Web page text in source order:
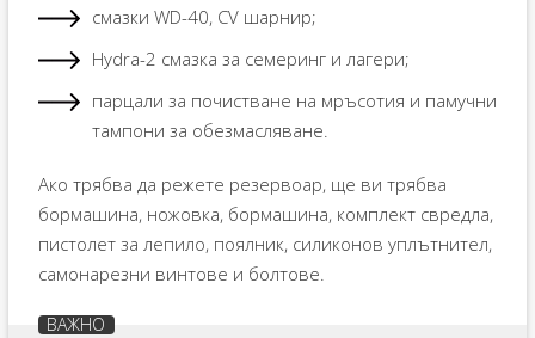
смазки WD-40, CV шарнир;
Hydra-2 смазка за семеринг и лагери;
парцали за почистване на мръсотия и памучни
тампони за обезмасляване.
Ако трябва да режете резервоар, ще ви трябва
бормашина, ножовка, бормашина, комплект свредла,
пистолет за лепило, поялник, силиконов уплътнител,
самонарезни винтове и болтове.